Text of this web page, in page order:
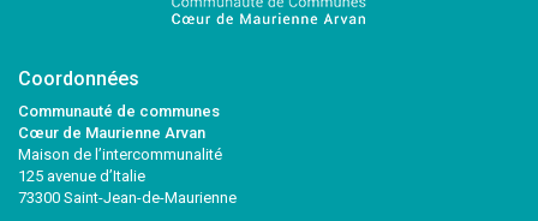
Coordonnées
Communauté de communes
Cœur de Maurienne Arvan
Maison de l’intercommunalité
125 avenue d’Italie
73300 Saint-Jean-de-Maurienne